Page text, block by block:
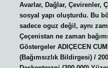
Avarlar, Dağlar, Çevirenler,
sosyal yapı oluşturdu. Bu
sadece oguz değil, aynı
Çeçenistan ne zaman
Göstergeler ADIÇECEN
(Bağımsızlık Bildirgesi) /